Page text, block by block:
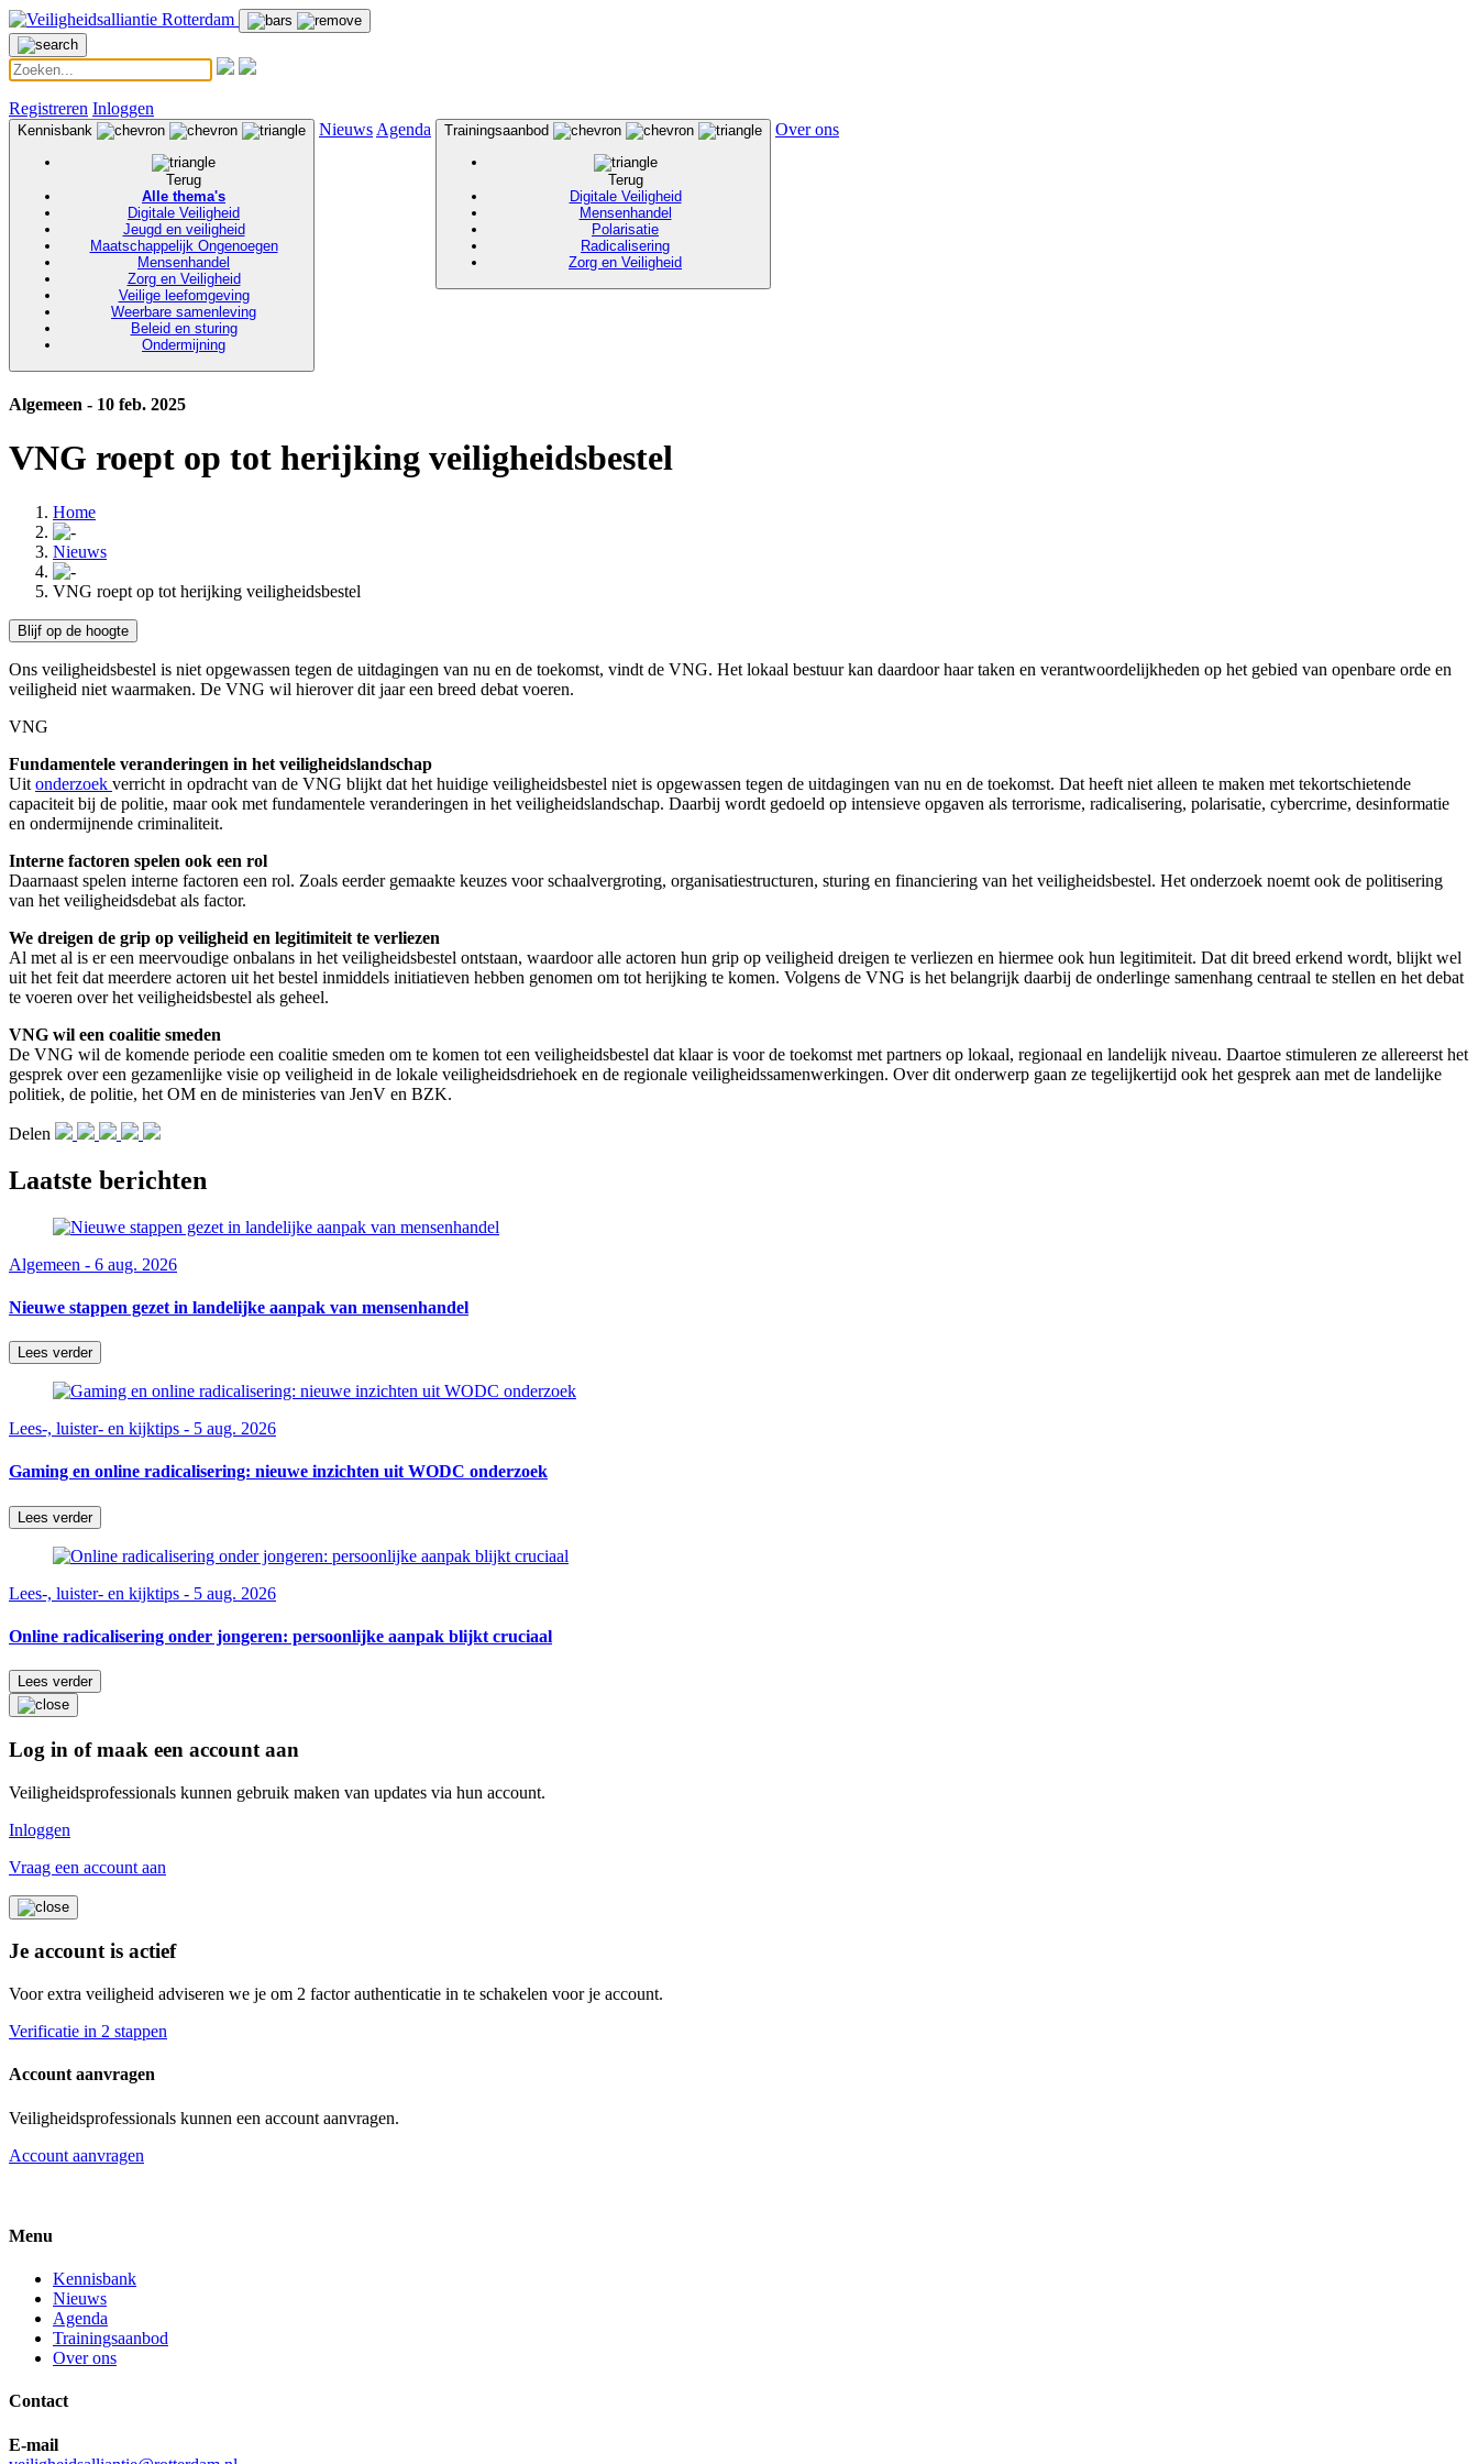
Registreren Inloggen
Kennisbank
Terug
Alle thema's
Digitale Veiligheid
Jeugd en veiligheid
Maatschappelijk Ongenoegen
Mensenhandel
Zorg en Veiligheid
Veilige leefomgeving
Weerbare samenleving
Beleid en sturing
Ondermijning
Nieuws Agenda Trainingsaanbod
Terug
Digitale Veiligheid
Mensenhandel
Polarisatie
Radicalisering
Zorg en Veiligheid
Over ons
Algemeen - 10 feb. 2025
VNG roept op tot herijking veiligheidsbestel
Home
Nieuws
VNG roept op tot herijking veiligheidsbestel
Blijf op de hoogte
Ons veiligheidsbestel is niet opgewassen tegen de uitdagingen van nu en de toekomst, vindt de VNG. Het lokaal bestuur kan daardoor haar taken en verantwoordelijkheden op het gebied van openbare orde en
veiligheid niet waarmaken. De VNG wil hierover dit jaar een breed debat voeren.
VNG
Fundamentele veranderingen in het veiligheidslandschap
Uit onderzoek verricht in opdracht van de VNG blijkt dat het huidige veiligheidsbestel niet is opgewassen tegen de uitdagingen van nu en de toekomst. Dat heeft niet alleen te maken met tekortschietende
capaciteit bij de politie, maar ook met fundamentele veranderingen in het veiligheidslandschap. Daarbij wordt gedoeld op intensieve opgaven als terrorisme, radicalisering, polarisatie, cybercrime, desinformatie
en ondermijnende criminaliteit.
Interne factoren spelen ook een rol
Daarnaast spelen interne factoren een rol. Zoals eerder gemaakte keuzes voor schaalvergroting, organisatiestructuren, sturing en financiering van het veiligheidsbestel. Het onderzoek noemt ook de politisering
van het veiligheidsdebat als factor.
We dreigen de grip op veiligheid en legitimiteit te verliezen
Al met al is er een meervoudige onbalans in het veiligheidsbestel ontstaan, waardoor alle actoren hun grip op veiligheid dreigen te verliezen en hiermee ook hun legitimiteit. Dat dit breed erkend wordt, blijkt wel
uit het feit dat meerdere actoren uit het bestel inmiddels initiatieven hebben genomen om tot herijking te komen. Volgens de VNG is het belangrijk daarbij de onderlinge samenhang centraal te stellen en het debat
te voeren over het veiligheidsbestel als geheel.
VNG wil een coalitie smeden
De VNG wil de komende periode een coalitie smeden om te komen tot een veiligheidsbestel dat klaar is voor de toekomst met partners op lokaal, regionaal en landelijk niveau. Daartoe stimuleren ze allereerst het
gesprek over een gezamenlijke visie op veiligheid in de lokale veiligheidsdriehoek en de regionale veiligheidssamenwerkingen. Over dit onderwerp gaan ze tegelijkertijd ook het gesprek aan met de landelijke
politiek, de politie, het OM en de ministeries van JenV en BZK.
Delen
Laatste berichten
Algemeen - 6 aug. 2026
Nieuwe stappen gezet in landelijke aanpak van mensenhandel
Lees verder
Lees-, luister- en kijktips - 5 aug. 2026
Gaming en online radicalisering: nieuwe inzichten uit WODC onderzoek
Lees verder
Lees-, luister- en kijktips - 5 aug. 2026
Online radicalisering onder jongeren: persoonlijke aanpak blijkt cruciaal
Lees verder
Log in of maak een account aan
Veiligheidsprofessionals kunnen gebruik maken van updates via hun account.
Inloggen
Vraag een account aan
Je account is actief
Voor extra veiligheid adviseren we je om 2 factor authenticatie in te schakelen voor je account.
Verificatie in 2 stappen
Account aanvragen
Veiligheidsprofessionals kunnen een account aanvragen.
Account aanvragen
Menu
Kennisbank
Nieuws
Agenda
Trainingsaanbod
Over ons
Contact
E-mail